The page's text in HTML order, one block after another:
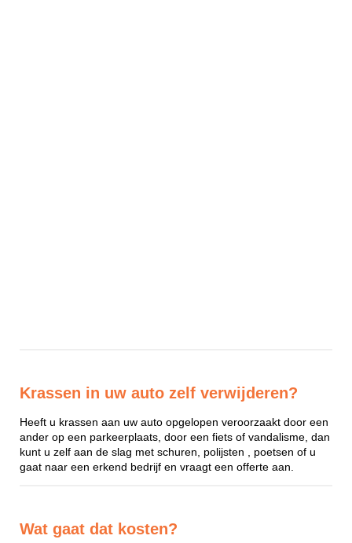
Krassen in uw auto zelf verwijderen?
Heeft u krassen aan uw auto opgelopen veroorzaakt door een
ander op een parkeerplaats, door een fiets of vandalisme, dan
kunt u zelf aan de slag met schuren, polijsten , poetsen of u
gaat naar een erkend bedrijf en vraagt een offerte aan.
Wat gaat dat kosten?